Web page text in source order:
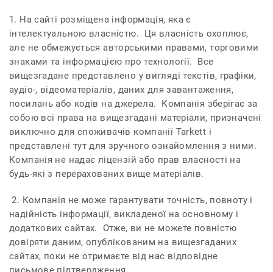
1. На сайті розміщена інформація, яка є
інтелектуальною власністю. Ця власність охоплює,
але не обмежується авторськими правами, торговими
знаками та інформацією про технології. Все
вищезгадане представлено у вигляді текстів, графіки,
аудіо-, відеоматеріалів, даних для завантаження,
посилань або кодів на джерела. Компанія зберігає за
собою всі права на вищезгадані матеріали, призначені
виключно для споживачів компанії Tarkett і
представлені тут для зручного ознайомлення з ними.
Компанія не надає ліцензій або прав власності на
будь-які з перерахованих вище матеріалів.
2. Компанія не може гарантувати точність, повноту і
надійність інформації, викладеної на основному і
додаткових сайтах. Отже, ви не можете повністю
довіряти даним, опублікованим на вищезгаданих
сайтах, поки не отримаєте від нас відповідне